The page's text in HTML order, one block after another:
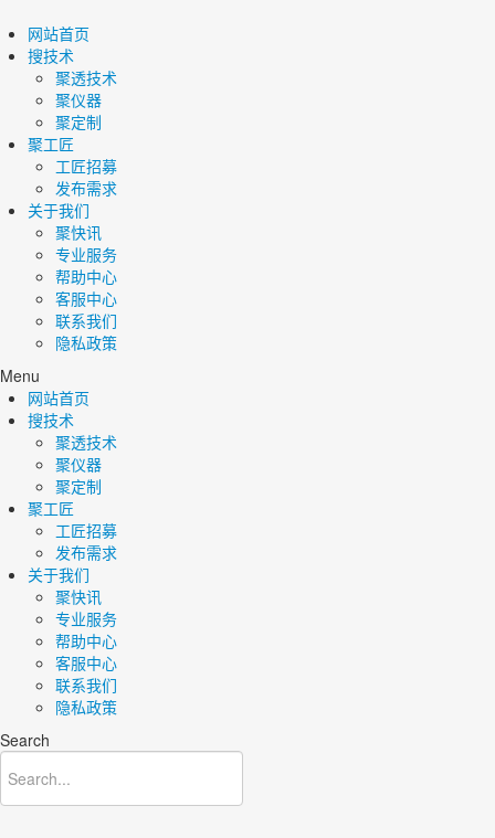
网站首页
搜技术
聚透技术
聚仪器
聚定制
聚工匠
工匠招募
发布需求
关于我们
聚快讯
专业服务
帮助中心
客服中心
联系我们
隐私政策
Menu
网站首页
搜技术
聚透技术
聚仪器
聚定制
聚工匠
工匠招募
发布需求
关于我们
聚快讯
专业服务
帮助中心
客服中心
联系我们
隐私政策
Search